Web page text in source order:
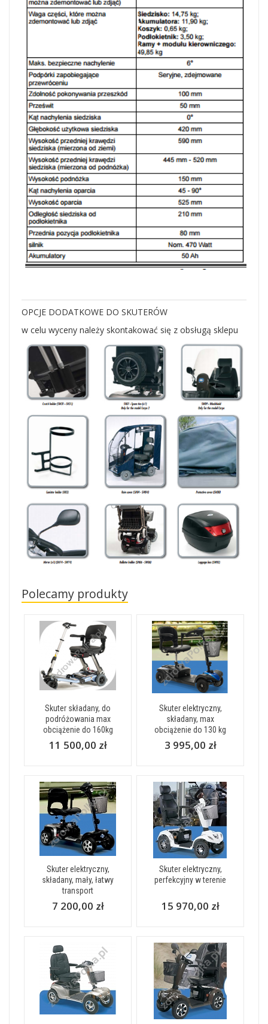
OPCJE DODATKOWE DO SKUTERÓW
w celu wyceny należy skontakować się z obsługą sklepu
Polecamy produkty
Skuter składany, do
podróżowania max
obciążenie do 160kg
11 500,00 zł
Skuter elektryczny,
składany, max
obciążenie do 130 kg
3 995,00 zł
Skuter elektryczny,
składany, mały, łatwy
transport
7 200,00 zł
Skuter elektryczny,
perfekcyjny w terenie
15 970,00 zł